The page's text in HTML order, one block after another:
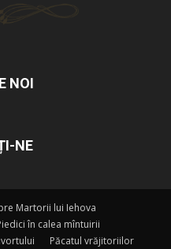
NOI
NE
Martorii lui Iehova
în calea mîntuirii
Păcatul vrăjitoriilor